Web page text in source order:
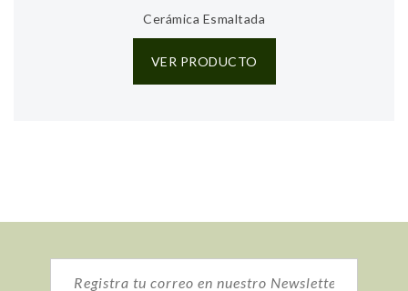
Cerámica Esmaltada
VER PRODUCTO